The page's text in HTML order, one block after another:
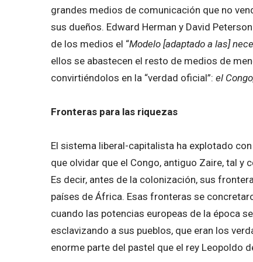
grandes medios de comunicación que no
sus dueños. Edward Herman y David
de los medios el “Modelo [adaptado a las]
ellos se abastecen el resto de medios de
convirtiéndolos en la “verdad oficial”: el
Fronteras para las riquezas
El sistema liberal-capitalista ha explotado
que olvidar que el Congo, antiguo Zaire, tal
Es decir, antes de la colonización, sus
países de África. Esas fronteras se
cuando las potencias europeas de la época
esclavizando a sus pueblos, que eran los
enorme parte del pastel que el rey Leopoldo